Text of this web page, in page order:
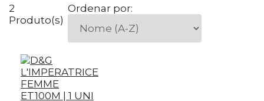
2
Produto(s)
Ordenar por: